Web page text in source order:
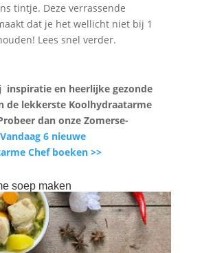
tintje. Deze verrassende
dat je het wellicht niet bij 1
Lees snel verder.
inspiratie en heerlijke gezonde
de lekkerste Koolhydraatarme
dan onze Zomerse-
Vandaag 6 nieuwe
Chef boeken >>
soep maken